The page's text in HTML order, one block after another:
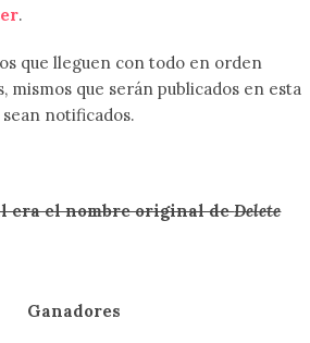
.
que lleguen con todo en orden
mismos que serán publicados en esta
notificados.
era el nombre original deDelete
Ganadores